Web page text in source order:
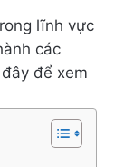
lĩnh vực
các
để xem